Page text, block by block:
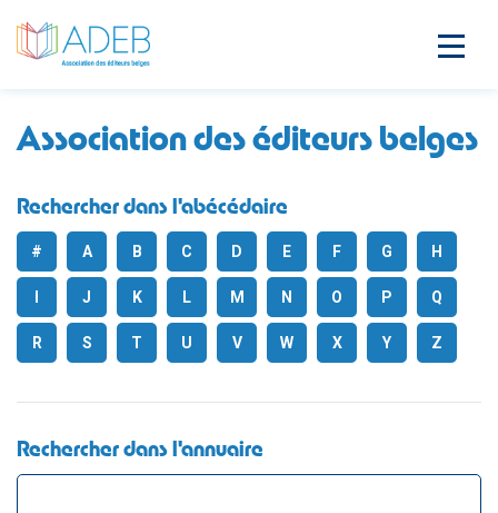
Association des éditeurs belges
Rechercher dans l'abécédaire
# A B C D E F G H
J K L M N O P Q
R S T U V W X Y Z
Rechercher dans l'annuaire